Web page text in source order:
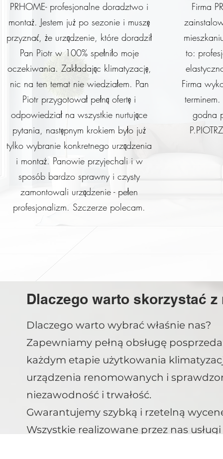
PRHOME- profesjonalne doradztwo i
montaż. Jestem już po sezonie i muszę
przyznać, że urządzenie, które doradził
Pan Piotr w 100% spełniło moje
oczekiwania. Zakładając klimatyzację,
nic na ten temat nie wiedziałem. Pan
Piotr przygotował pełną ofertę i
odpowiedział na wszystkie nurtujące
pytania, następnym krokiem było już
tylko wybranie konkretnego urządzenia
i montaż. Panowie przyjechali i w
sposób bardzo sprawny i czysty
zamontowali urządzenie - pełen
profesjonalizm. Szczerze polecam.
Firma
to:
Firma
godna
Dlaczego warto skorzystać z
​Dlaczego warto wybrać właśnie nas?
Zapewniamy pełną obsługę
każdym etapie użytkowania
urządzenia renomowanych i
niezawodność i trwałość.
Gwarantujemy szybką i rzetelną
Wszystkie realizowane przez nas